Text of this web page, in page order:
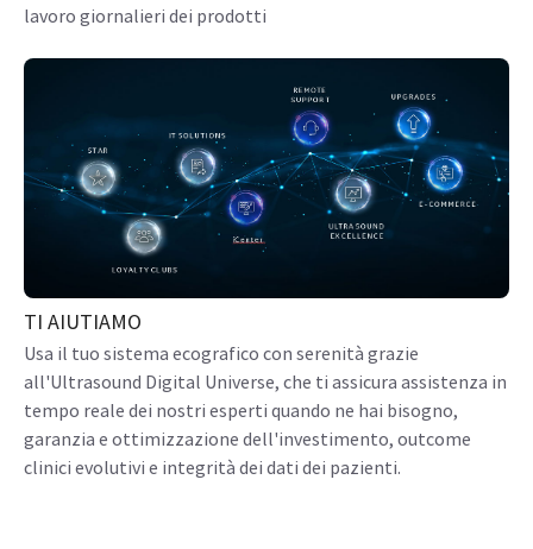
lavoro giornalieri dei prodotti
TI AIUTIAMO
Usa il tuo sistema ecografico con serenità grazie
all'Ultrasound Digital Universe, che ti assicura assistenza in
tempo reale dei nostri esperti quando ne hai bisogno,
garanzia e ottimizzazione dell'investimento, outcome
clinici evolutivi e integrità dei dati dei pazienti.